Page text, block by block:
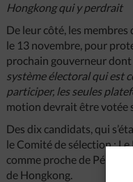
Hongkong qui y perdrait
De leur côté, les
le 13 novembre, pour
prochain gouverneur dont
système électoral qui est
participer, les seules
motion devrait être votée
Des dix candidats, qui
le Comité de sélection :
comme proche de Pékin
de Hongkong.